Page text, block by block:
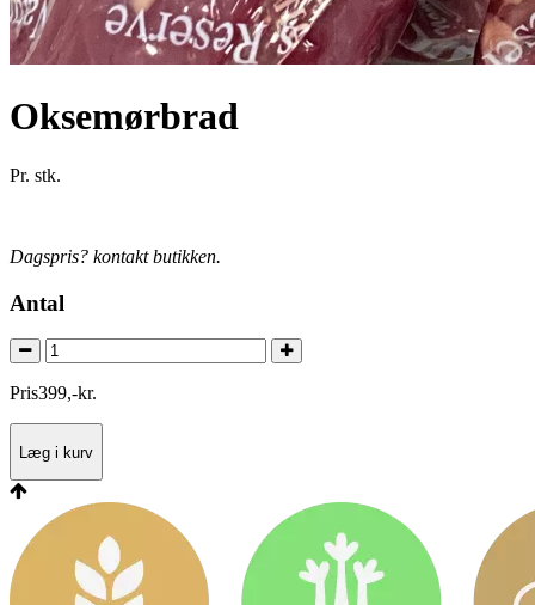
Oksemørbrad
Pr. stk.
Dagspris? kontakt butikken.
Antal
Pris399,-kr.
Læg i kurv